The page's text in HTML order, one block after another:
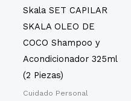
Composición
Skala SET CAPILAR
SKALA OLEO DE
COCO Shampoo y
Acondicionador 325ml
(2 Piezas)
Cuidado Personal